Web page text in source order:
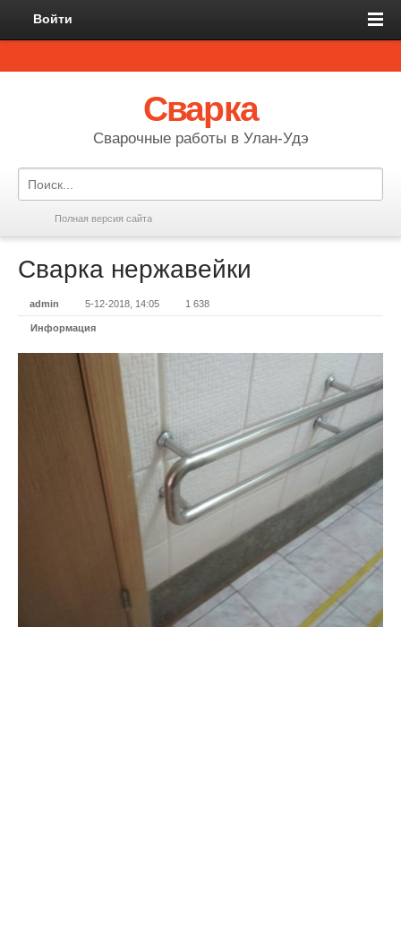
Войти
Сварка
Сварочные работы в Улан-Удэ
Полная версия сайта
Сварка нержавейки
admin 5-12-2018, 14:05 1 638
Информация